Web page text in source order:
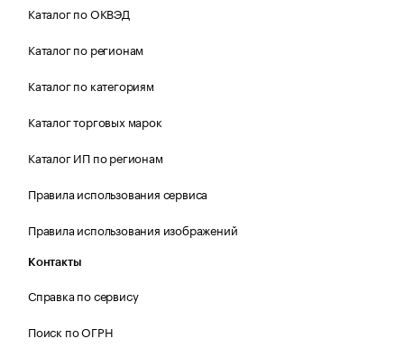
Каталог по ОКВЭД
Каталог по регионам
Каталог по категориям
Каталог торговых марок
Каталог ИП по регионам
Правила использования сервиса
Правила использования изображений
Контакты
Справка по сервису
Поиск по ОГРН